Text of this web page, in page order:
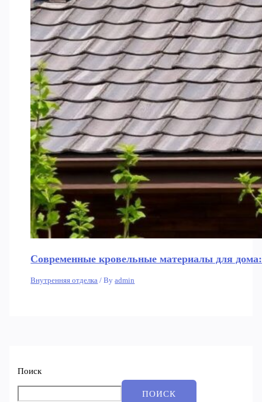
Современные кровельные материалы для
Внутренняя отделка / Byadmin
Поиск
ПОИСК